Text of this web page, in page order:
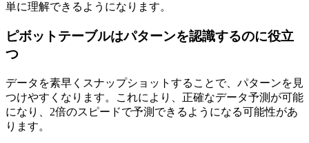
単に理解できるようになります。
ピボットテーブルはパターンを認識するのに役立
つ
データを素早くスナップショットすることで、パターンを見
つけやすくなります。これにより、正確なデータ予測が可能
になり、2倍のスピードで予測できるようになる可能性があ
ります。